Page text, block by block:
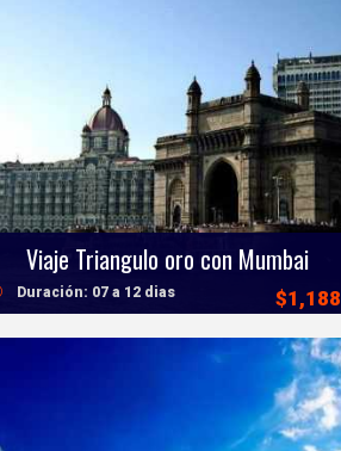
Viaje Triangulo oro con Mumbai
$1,188
Duración: 07 a 12 dias